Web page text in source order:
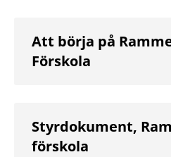
Att börja på
Förskola
Styrdokument,
förskola